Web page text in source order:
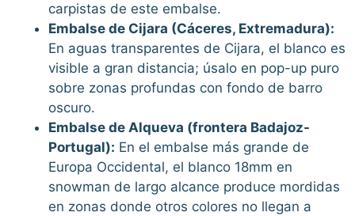
carpistas de este embalse.
Embalse de Cijara (Cáceres, Extremadura):
En aguas transparentes de Cijara, el blanco es
visible a gran distancia; úsalo en pop-up puro
sobre zonas profundas con fondo de barro
oscuro.
Embalse de Alqueva (frontera Badajoz-
Portugal): En el embalse más grande de
Europa Occidental, el blanco 18mm en
snowman de largo alcance produce mordidas
en zonas donde otros colores no llegan a